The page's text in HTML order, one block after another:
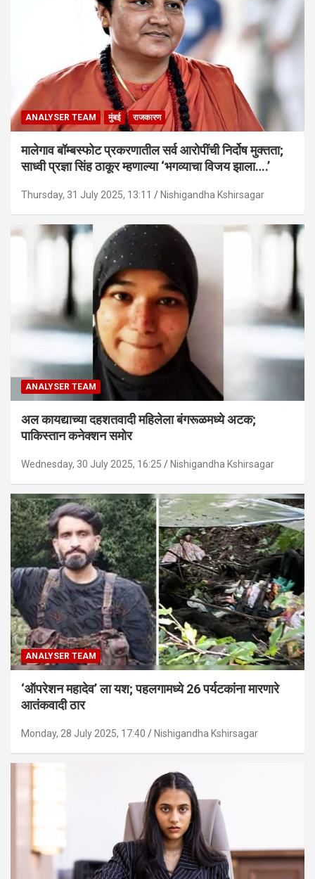
ANALYSER TEAM मुंबई राजकारण
मालेगाव बॉम्बस्फोट प्रकरणातील सर्व आरोपींची निर्दोष मुक्तता;
साध्वी प्रज्ञा सिंह ठाकूर म्हणाल्या ‘भगव्याचा विजय झाला….’
Thursday, 31 July 2025, 13:11 Nishigandha Kshirsagar
ANALYSER TEAM
अल कायद्याच्या दहशतवादी महिलेला बंगरूळमध्ये अटक;
पाकिस्तान कनेक्शन समोर
Wednesday, 30 July 2025, 16:25 Nishigandha Kshirsagar
ANALYSER TEAM
‘ऑपरेशन महादेव’ ला यश; पहलगामध्ये 26 पर्यटकांना मारणारे
आतंकवादी ठार
Monday, 28 July 2025, 17:40 Nishigandha Kshirsagar